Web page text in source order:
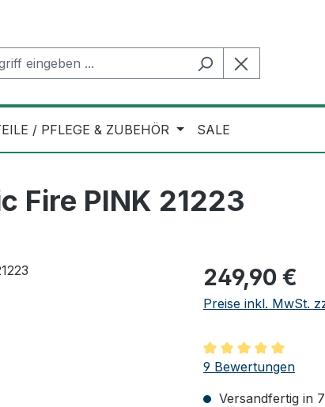
/ PFLEGE & ZUBEHÖR SALE
Fire PINK 21223
Regulärer Preis:
249,90 €
Preise inkl. MwSt.
Durchschnittliche
9 Bewertungen
Versandfertig in